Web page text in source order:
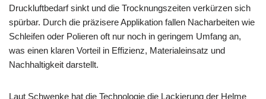
Druckluftbedarf sinkt und die Trocknungszeiten verkürzen sich
spürbar. Durch die präzisere Applikation fallen Nacharbeiten wie
Schleifen oder Polieren oft nur noch in geringem Umfang an,
was einen klaren Vorteil in Effizienz, Materialeinsatz und
Nachhaltigkeit darstellt.
Laut Schwenke hat die Technologie die Lackierung der Helme